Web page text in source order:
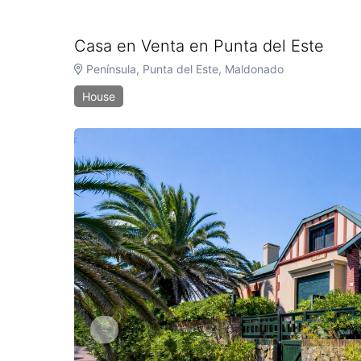
Casa en Venta en Punta del Este
Península, Punta del Este, Maldonado
House